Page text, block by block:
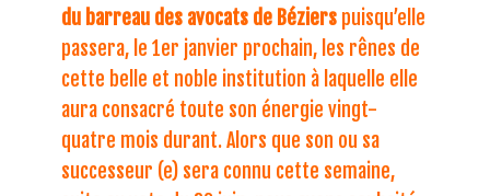
du barreau des avocats de Béziers puisqu’elle
passera, le 1er janvier prochain, les rênes de
cette belle et noble institution à laquelle elle
aura consacré toute son énergie vingt-
quatre mois durant. Alors que son ou sa
successeur (e) sera connu cette semaine,